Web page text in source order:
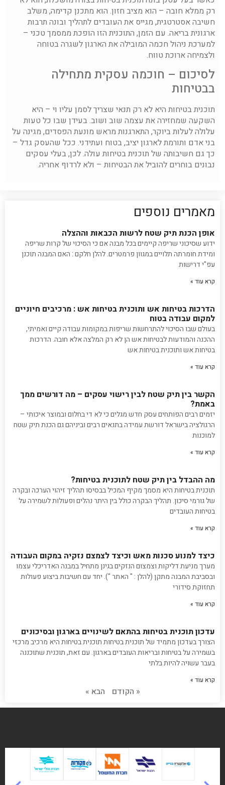
רק ממלא חובה – הוא מציב חזון. הוא מתכנן קדימה, משלב
חשיבה אסטרטגית, מגייס את העובדים לתהליך ובונה תרבות
ארגונית בריאה. עם הזמן, התוכנית הזו הופכת ממסמך טכני –
למערכת ניהול חכמה המובילה את הארגון לשגרה בטוחה
ולצמיחה ארוכת טווח.
לסיכום – חוכמה עסקית מתחילה
בבטיחות
תוכנית בטיחות היא לא רק תנאי שצריך לסמן עליו וי – היא
השקעה שמחזירה את עצמה שוב ושוב. בעידן שבו כל טעות
עלולה לעלות ביוקר, התארגנות מראש מונעת הפסדים, מגינה על
בני אדם ותורמת לארגון יציב, בטוח ועתידני. ככל שהעסק גדל –
כך גם חשיבותה של תוכנית בטיחות עולה. לכן, בעלי עסקים
נבונים בוחרים להוביל את הבטיחות – ולא לרדוף אחריה.
מאמרים נוספים
אופן הכנת תיק שטח לרשות הכבאות וההצלה
ידוע שסיכוני שריפה קיימים בכל מבנה אם כי הסיכוי של קרות שריפה
ומידת חומרתה תלויים במגוון פרמטרים. להלן חלקם : האם המבנה תוכנן
עפ"י דרישות
קרא עוד »
הדרכות בטיחות אש ותוכנית בטיחות אש : מרכיבים חיוניים
למקום עבודה בטוח
בעולם שבו הסיכוי להתרחשות שריפות במקומות עבודה קיים ואמיתי,
ההכנה והמודעות לבטיחות אש הן לא רק המלצה אלא חובה. הדרכות
בטיחות אש ותוכנית בטיחות אש
קרא עוד »
הקשר בין תיק שטח לבין רישוי עסקים – מה דורשים ממך
באמת?
יזמים רבים הפותחים עסק חדש מגלים כי לא די בחלום ובמוצר איכותי –
הרגולציה בישראל דורשת עמידה בתנאים רבים וביניהם גם הכנת תיק שטח
למוכנות
קרא עוד »
מה ההבדל בין תיק שטח לתוכנית בטיחות?
תוכנית בטיחות היא מסמך מקיף המכיל בבסיסו תהליך זיהוי הערכה ובקרה
של גורמי סיכון. תהליך הבקרה כולל בין היתר נהלים ופעולות לשמירה על
בטיחות העובדים
קרא עוד »
כיצד למנוע סכנות מאש וכיצד לצמצם נזקיה במקום העבודה
מערך מניעת דליקות וצמצום הנזקים בגינן מתחיל במבנה האדריכלי עצמו
ובסביבת המבנה מתקן (להלן : " האתר "). יחד עם חשיבות ביצוע פעולות
תחזוקת סידורי
קרא עוד »
עדכון תוכנית בטיחות בהתאם לשינויים בארגון ובסיכונים
הצורך בעדכון מתמיד של תוכנית בטיחות תוכנית בטיחות היא מרכיב מרכזי
בשמירה על בטיחות ובריאות העובדים בארגון. עם זאת, תוכנית שתוכננה
בעבר עשויה להיות בלתי
קרא עוד »
« הקודם הבא »